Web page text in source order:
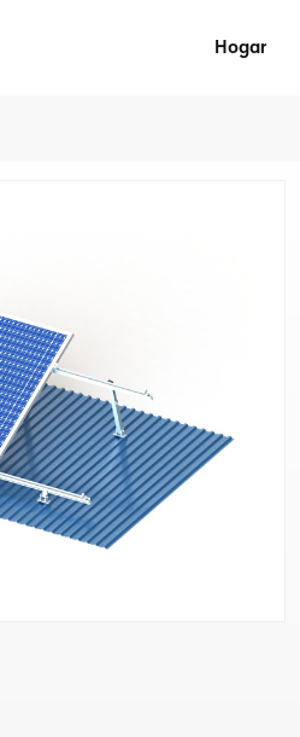
Hogar